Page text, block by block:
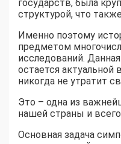
государств, была
структурой, что
Именно поэтому
предметом
исследований.
остается актуальной
никогда не утратит
Это – одна из
нашей страны и
Основная задача